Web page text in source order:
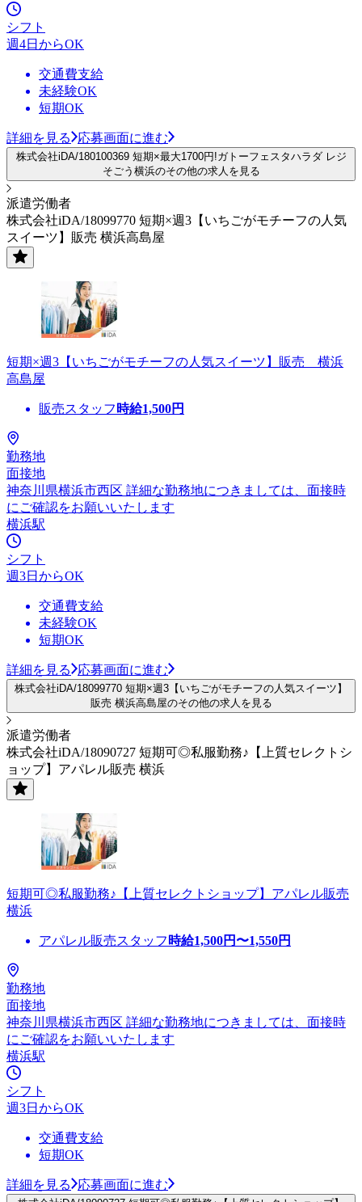
シフト
週4日からOK
交通費支給
未経験OK
短期OK
詳細を見る 応募画面に進む
株式会社iDA/180100369 短期×最大1700円!ガトーフェスタハラダ レジ
そごう横浜のその他の求人を見る
派遣労働者
株式会社iDA/18099770 短期×週3【いちごがモチーフの人気
スイーツ】販売 横浜高島屋
短期×週3【いちごがモチーフの人気スイーツ】販売 横浜
高島屋
販売スタッフ 時給1,500円
勤務地
面接地
神奈川県横浜市西区 詳細な勤務地につきましては、面接時
にご確認をお願いいたします
横浜駅
シフト
週3日からOK
交通費支給
未経験OK
短期OK
詳細を見る 応募画面に進む
株式会社iDA/18099770 短期×週3【いちごがモチーフの人気スイーツ】
販売 横浜高島屋のその他の求人を見る
派遣労働者
株式会社iDA/18090727 短期可◎私服勤務♪【上質セレクトシ
ョップ】アパレル販売 横浜
短期可◎私服勤務♪【上質セレクトショップ】アパレル販売
横浜
アパレル販売スタッフ 時給1,500円〜1,550円
勤務地
面接地
神奈川県横浜市西区 詳細な勤務地につきましては、面接時
にご確認をお願いいたします
横浜駅
シフト
週3日からOK
交通費支給
短期OK
詳細を見る 応募画面に進む